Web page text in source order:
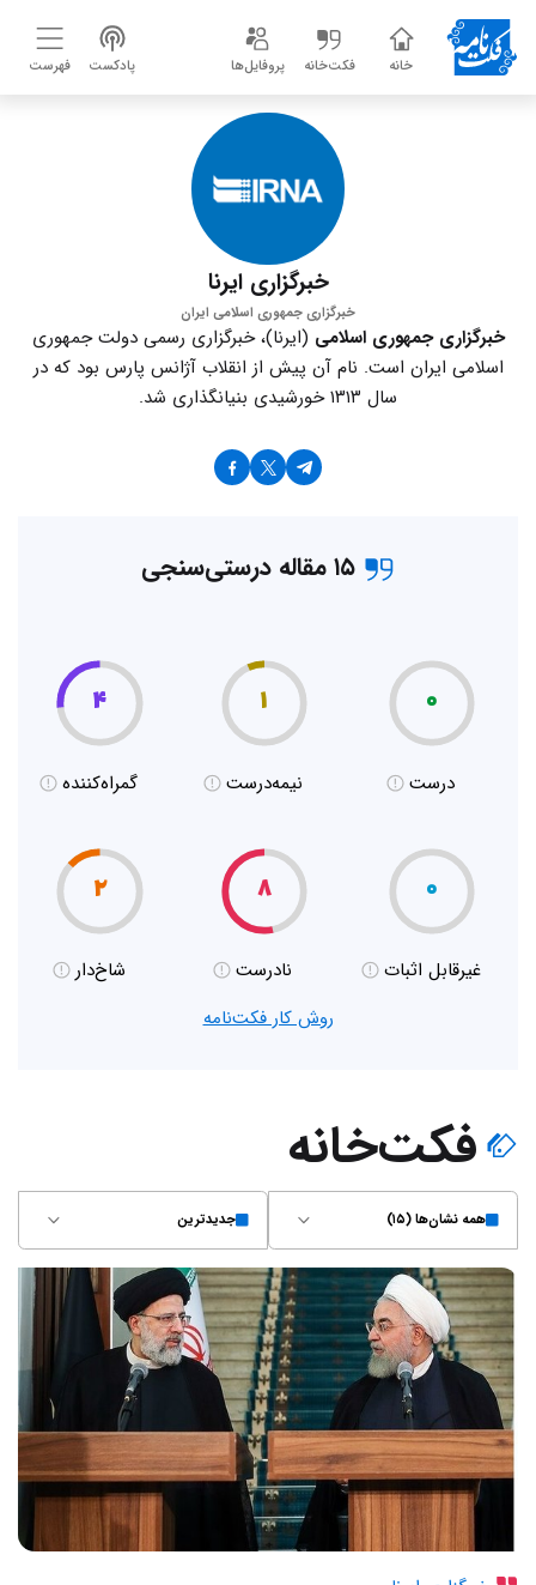
خانه فکت‌خانه پروفایل‌ها پادکست فهرست
خبرگزاری ایرنا
خبرگزاری جمهوری اسلامی ایران
خبرگزاری جمهوری اسلامی (ایرنا)، خبرگزاری رسمی دولت جمهوری
اسلامی ایران است. نام آن پیش از انقلاب آژانس پارس بود که در
سال ۱۳۱۳ خورشیدی بنیانگذاری شد.
۱۵ مقاله درستی‌سنجی
۰
درست
۱
نیمه‌درست
۴
گمراه‌کننده
۰
غیر‌قابل اثبات
۸
نادرست
۲
شاخ‌دار
روش کار فکت‌نامه
فکت‌خانه
همه نشان‌ها (۱۵) جدیدترین